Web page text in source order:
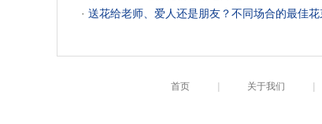
· 送花给老师、爱人还是朋友？不同场合的最佳花
首页 关于我们